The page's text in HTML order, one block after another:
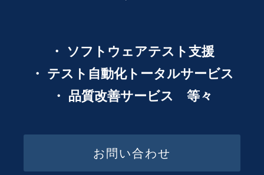
・ ソフトウェアテスト支援
・ テスト自動化トータルサービス
・ 品質改善サービス 等々
お問い合わせ